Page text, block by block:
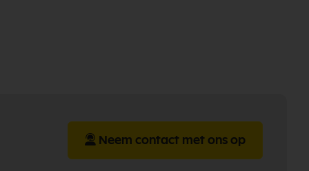
Neem contact met ons op